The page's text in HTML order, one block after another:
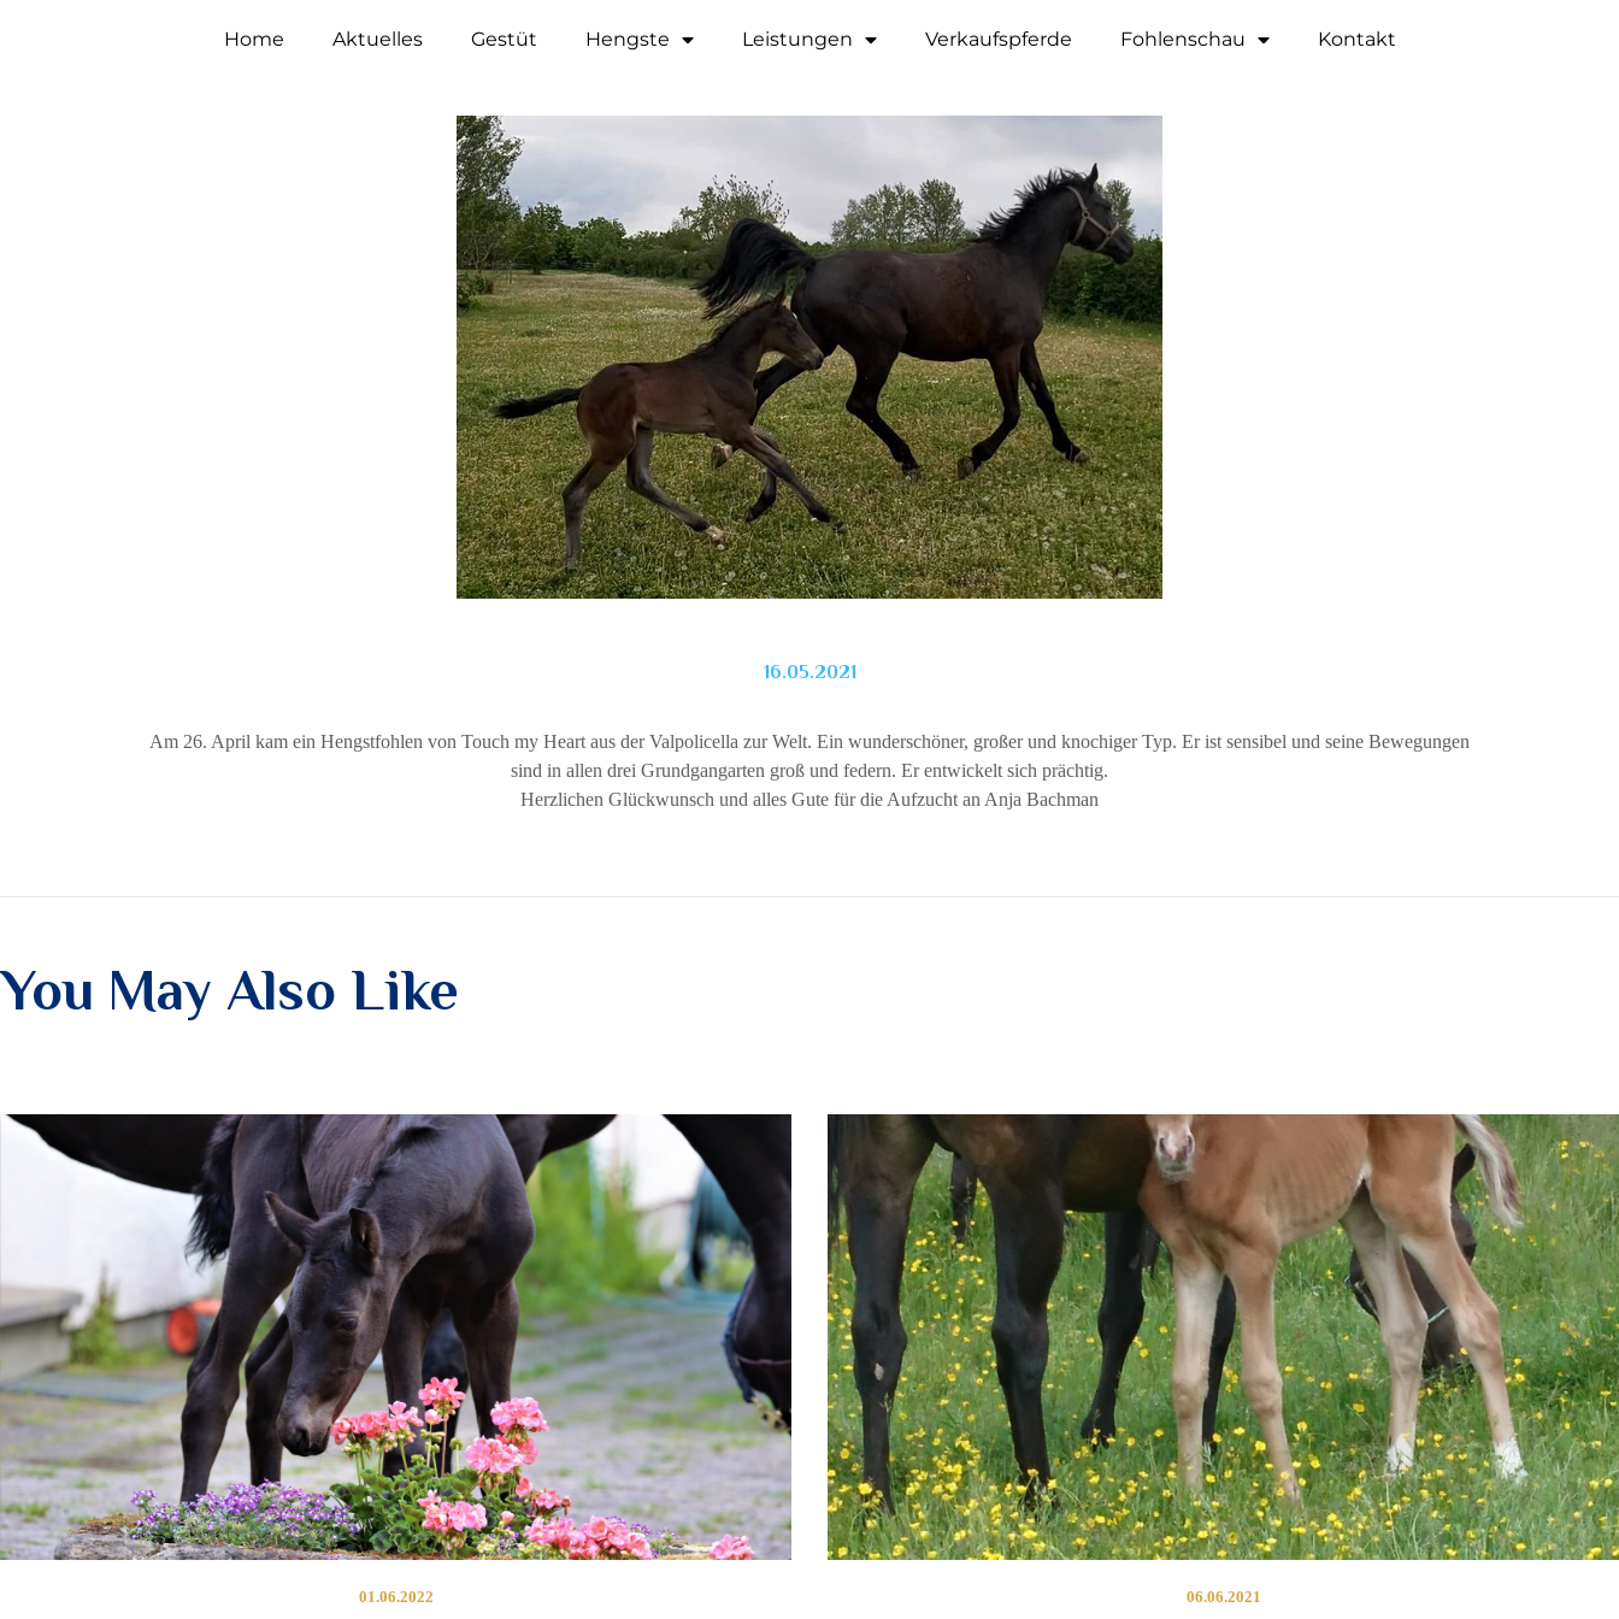
Home Aktuelles Gestüt Hengste Leistungen Verkaufspferde Fohlenschau Kontakt
16.05.2021
Am 26. April kam ein Hengstfohlen von Touch my Heart aus der Valpolicella zur Welt. Ein wunderschöner, großer und knochiger Typ. Er ist sensibel und seine Bewegungen
sind in allen drei Grundgangarten groß und federn. Er entwickelt sich prächtig.
Herzlichen Glückwunsch und alles Gute für die Aufzucht an Anja Bachman
You May Also Like
01.06.2022 06.06.2021